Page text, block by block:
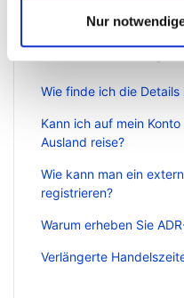
Nur
Verwandte Beiträge
Wie finde ich die
Kann ich auf mein
Ausland reise?
Wie kann man ein
registrieren?
Warum erheben Sie
Verlängerte